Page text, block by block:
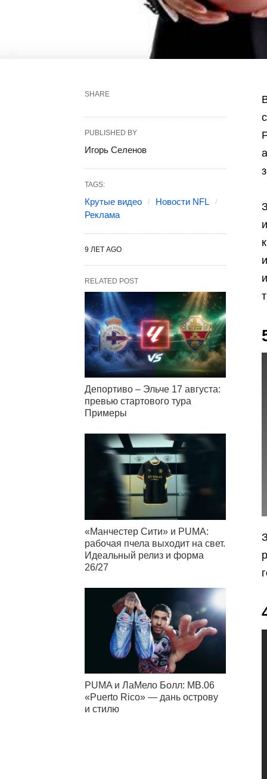
SHARE
PUBLISHED BY
Игорь Селенов
TAGS:
Крутые видео
Новости NFL
Реклама
9 ЛЕТ AGO
RELATED POST
Депортиво – Эльче 17 августа:
превью стартового тура
Примеры
«Манчестер Сити» и PUMA:
рабочая пчела выходит на свет.
Идеальный релиз и форма
26/27
PUMA и ЛаМело Болл: MB.06
«Puerto Rico» — дань острову
и стилю